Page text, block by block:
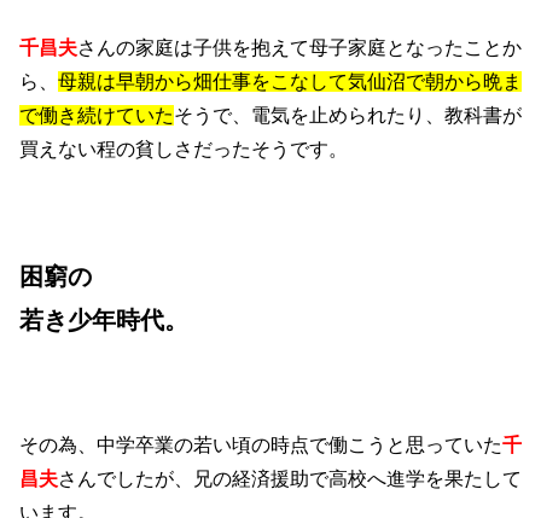
千昌夫さんの家庭は子供を抱えて母子家庭となったことか
ら、 母親は早朝から畑仕事をこなして気仙沼で朝から晩ま
で働き続けていたそうで、電気を止められたり、教科書が
買えない程の貧しさだったそうです。
困窮の
若き少年時代。
その為、中学卒業の若い頃の時点で働こうと思っていた千
昌夫さんでしたが、兄の経済援助で高校へ進学を果たして
います。